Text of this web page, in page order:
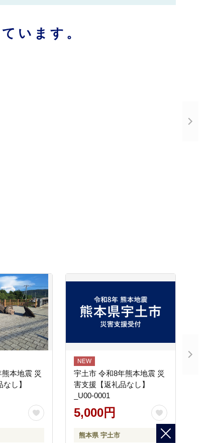
います。
本地震 災
し】
宇土市 令和8年熊本地震 災
害支援【返礼品なし】
_U00-0001
5,000円
熊本県 宇土市